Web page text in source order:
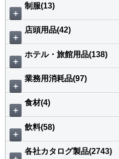
＋
制服(13)
＋
店頭用品(42)
＋
ホテル・旅館用品(138)
＋
業務用消耗品(97)
＋
食材(4)
＋
飲料(58)
各社カタログ製品(2743)